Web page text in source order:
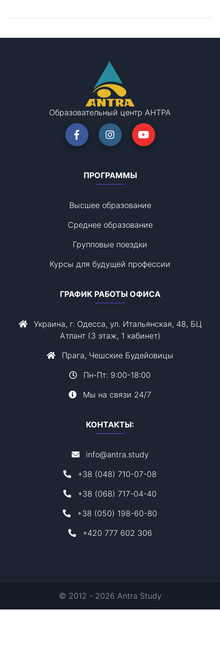
Образовательный центр АНТРА
ПРОГРАММЫ
Высшее образование
Среднее образование
Групповые поездки
Курсы для будущей профессии
ГРАФИК РАБОТЫ ОФИСА
Украина, г. Одесса, ул. Итальянская, 48, БЦ
Атлант (3 этаж, 1 кабинет)
Прага, Чешские Будейовицы
Пн-Пт: 9:00-18:00
Мы на связи 24/7
КОНТАКТЫ:
info@antra.study
+38 (048) 710-07-08
+38 (068) 717-04-40
+38 (050) 198-60-80
+420 777 602 306
© 2012 - 2026 Antra Study